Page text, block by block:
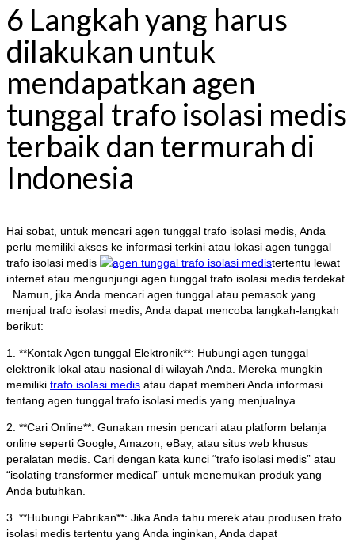
6 Langkah yang harus
dilakukan untuk
mendapatkan agen
tunggal trafo isolasi medis
terbaik dan termurah di
Indonesia
Hai sobat, untuk mencari agen tunggal trafo isolasi medis, Anda
perlu memiliki akses ke informasi terkini atau lokasi agen tunggal
trafo isolasi medis
tertentu lewat
internet atau mengunjungi agen tunggal trafo isolasi medis terdekat
. Namun, jika Anda mencari agen tunggal atau pemasok yang
menjual trafo isolasi medis, Anda dapat mencoba langkah-langkah
berikut:
1. **Kontak Agen tunggal Elektronik**: Hubungi agen tunggal
elektronik lokal atau nasional di wilayah Anda. Mereka mungkin
memiliki trafo isolasi medis atau dapat memberi Anda informasi
tentang agen tunggal trafo isolasi medis yang menjualnya.
2. **Cari Online**: Gunakan mesin pencari atau platform belanja
online seperti Google, Amazon, eBay, atau situs web khusus
peralatan medis. Cari dengan kata kunci “trafo isolasi medis” atau
“isolating transformer medical” untuk menemukan produk yang
Anda butuhkan.
3. **Hubungi Pabrikan**: Jika Anda tahu merek atau produsen trafo
isolasi medis tertentu yang Anda inginkan, Anda dapat